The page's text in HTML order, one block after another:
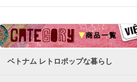
ベトナム レトロポップな暮らし